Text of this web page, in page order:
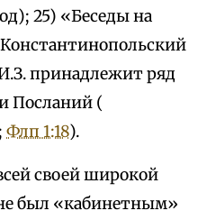
25) «Беседы на
принадлежит ряд
Посланий (
; Флп 1:18).
своей широкой
был «кабинетным»